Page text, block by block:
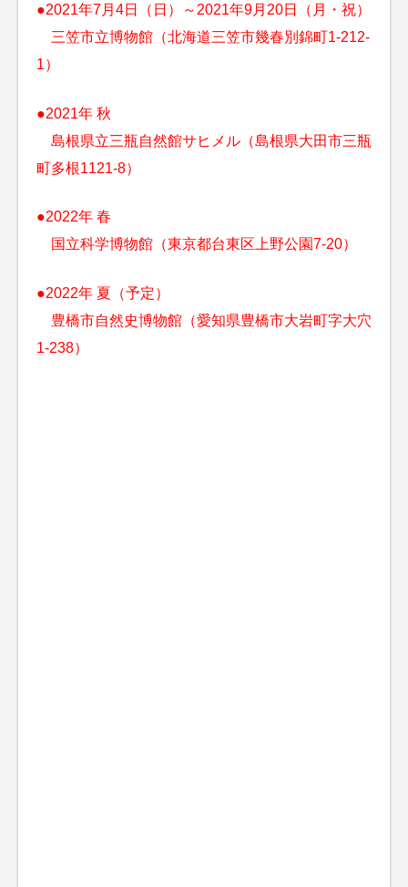
●2021年7月4日（日）～2021年9月20日（月・祝）
三笠市立博物館（北海道三笠市幾春別錦町1-212-
1）
●2021年 秋
島根県立三瓶自然館サヒメル（島根県大田市三瓶
町多根1121-8）
●2022年 春
国立科学博物館（東京都台東区上野公園7-20）
●2022年 夏（予定）
豊橋市自然史博物館（愛知県豊橋市大岩町字大穴
1-238）